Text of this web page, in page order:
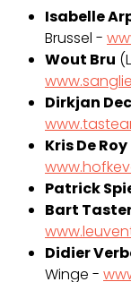
Isabelle
Brussel -
Wout Bru
Dirkjan
Kris De Roy
Patrick
Bart
Didier
Winge -